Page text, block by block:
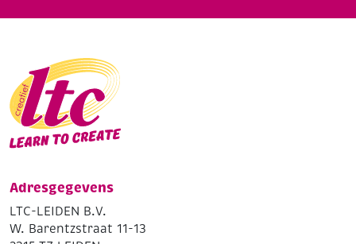
Adresgegevens
LTC-LEIDEN B.V.
W. Barentzstraat 11-13